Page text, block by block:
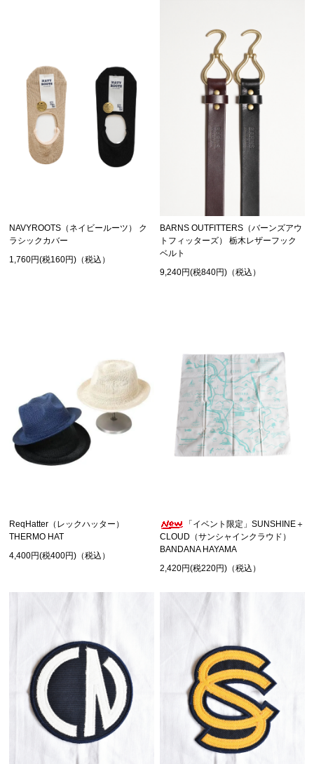
NAVYROOTS（ネイビールーツ） ク
ラシックカバー
1,760円(税160円)（税込）
BARNS OUTFITTERS（バーンズアウ
トフィッターズ） 栃木レザーフック
ベルト
9,240円(税840円)（税込）
ReqHatter（レックハッター）
THERMO HAT
4,400円(税400円)（税込）
「イベント限定」SUNSHINE＋
CLOUD（サンシャインクラウド）
BANDANA HAYAMA
2,420円(税220円)（税込）